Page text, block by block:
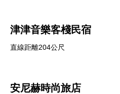
津津音樂客棧民宿
直線距離204公尺
安尼赫時尚旅店